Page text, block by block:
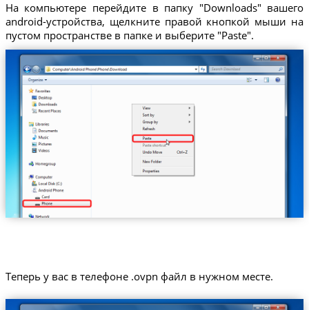
На компьютере перейдите в папку "Downloads" вашего
android-устройства, щелкните правой кнопкой мыши на
пустом пространстве в папке и выберите "Paste".
Теперь у вас в телефоне .ovpn файл в нужном месте.